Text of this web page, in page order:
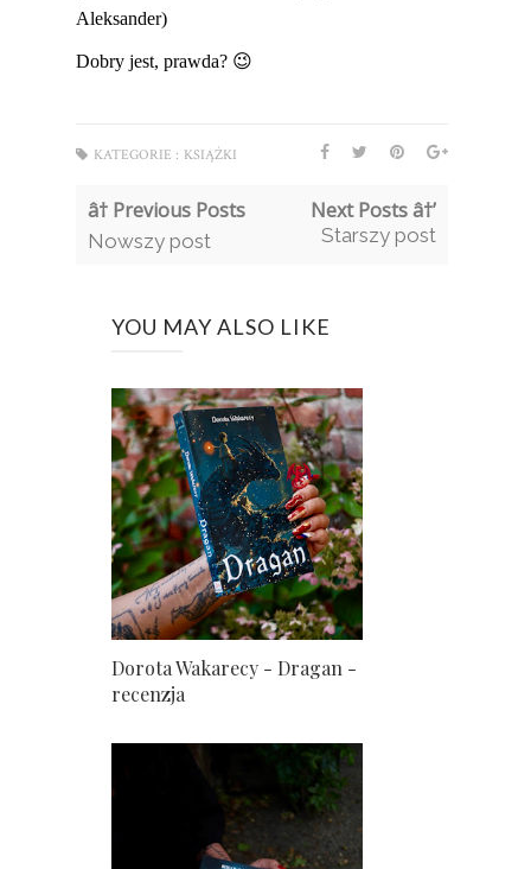
Aleksander)
Dobry jest, prawda? 😉
KATEGORIE : KSIĄŻKI
â† Previous Posts
Nowszy post
Next Posts â†’
Starszy post
YOU MAY ALSO LIKE
Dorota Wakarecy - Dragan -
recenzja